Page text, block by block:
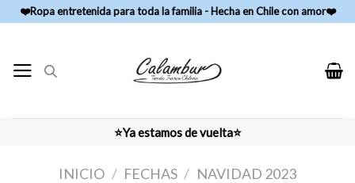
Skip❤️Ropa entretenida para toda la familia - Hecha en Chile con amor❤️
⭐Ya estamos de vuelta⭐
INICIO / FECHAS / NAVIDAD 2023